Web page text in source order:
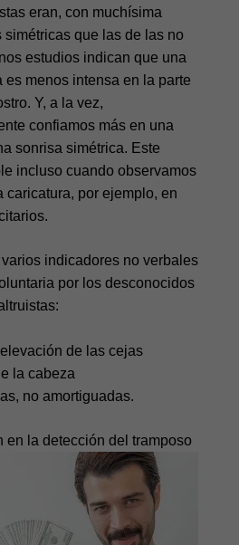
eran, con muchísima
simétricas que las de las no
estudios indican que una
es menos intensa en la parte
Y, a la vez,
confiamos más en una
sonrisa simétrica. Este
incluso cuando observamos
caricatura, por ejemplo, en
indicadores no verbales
por los desconocidos
de las cejas
la cabeza
no amortiguadas.
en la detección del tramposo